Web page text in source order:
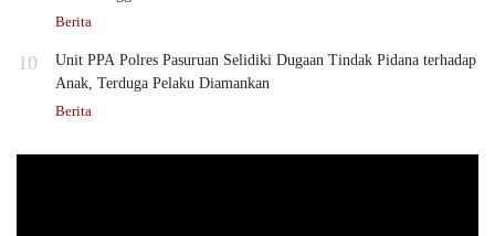
Berita
10
Unit PPA Polres Pasuruan Selidiki Dugaan Tindak Pidana terhadap
Anak, Terduga Pelaku Diamankan
Berita